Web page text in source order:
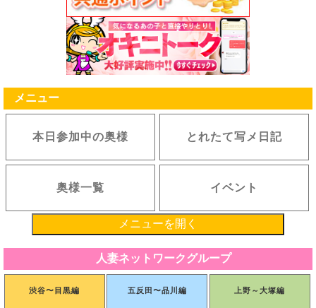
メニュー
本日参加中の奥様 とれたて写メ日記
奥様一覧 イベント
メニューを開く
人妻ネットワークグループ
渋谷〜目黒編 五反田〜品川編 上野～大塚編